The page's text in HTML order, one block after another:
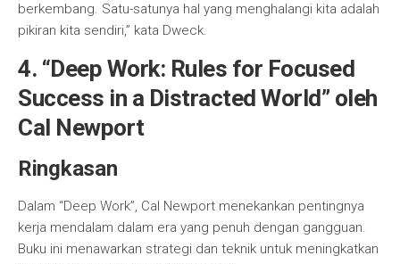
berkembang. Satu-satunya hal yang menghalangi kita adalah
pikiran kita sendiri,” kata Dweck.
4. “Deep Work: Rules for Focused
Success in a Distracted World” oleh
Cal Newport
Ringkasan
Dalam “Deep Work”, Cal Newport menekankan pentingnya
kerja mendalam dalam era yang penuh dengan gangguan.
Buku ini menawarkan strategi dan teknik untuk meningkatkan